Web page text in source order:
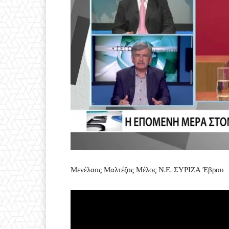
Μενέλαος Μαλτέζος Μέλος Ν.Ε. ΣΥΡΙΖΑ Έβρου